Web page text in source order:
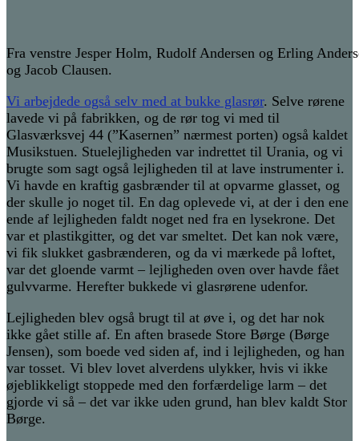
Fra venstre Jesper Holm, Rudolf Andersen og Erling
og Jacob Clausen.
Vi arbejdede også selv med at bukke glasrør. Selve rørene
lavede vi på fabrikken, og de rør tog vi med til
Glasværksvej 44 (”Kasernen” nærmest porten) også kaldet
Musikstuen. Stuelejligheden var indrettet til Urania, og vi
brugte som sagt også lejligheden til at lave instrumenter i.
Vi havde en kraftig gasbrænder til at opvarme glasset, og
der skulle jo noget til. En dag oplevede vi, at der i den ene
ende af lejligheden faldt noget ned fra en lysekrone. Det
var et plastikgitter, og det var smeltet. Det kan nok være,
vi fik slukket gasbrænderen, og da vi mærkede på loftet,
var det gloende varmt – lejligheden oven over havde fået
gulvvarme. Herefter bukkede vi glasrørene udenfor.
Lejligheden blev også brugt til at øve i, og det har nok
ikke gået stille af. En aften brasede Store Børge (Børge
Jensen), som boede ved siden af, ind i lejligheden, og han
var tosset. Vi blev lovet alverdens ulykker, hvis vi ikke
øjeblikkeligt stoppede med den forfærdelige larm – det
gjorde vi så – det var ikke uden grund, han blev kaldt Stor
Børge.